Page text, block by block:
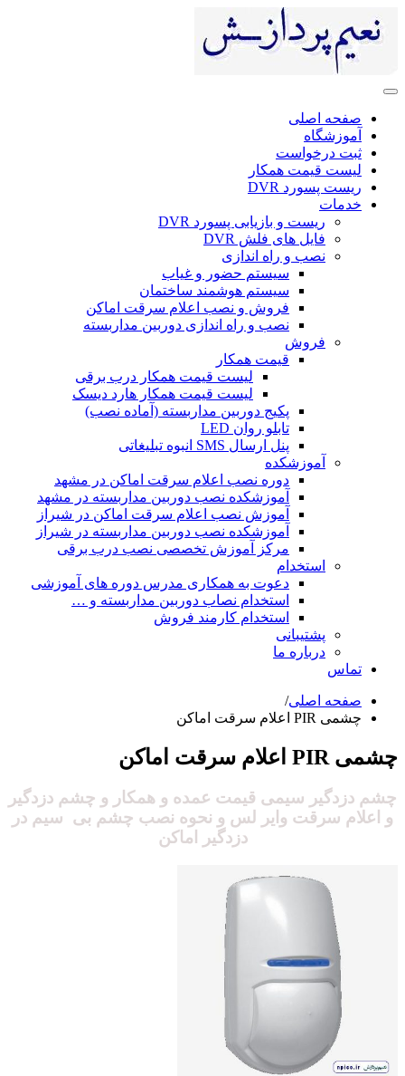
صفحه اصلی
آموزشگاه
ثبت درخواست
لیست قیمت همکار
ریست پسورد DVR
خدمات
ریست و بازیابی پسورد DVR
فایل های فلش DVR
نصب و راه اندازی
سیستم حضور و غیاب
سیستم هوشمند ساختمان
فروش و نصب اعلام سرقت اماکن
نصب و راه اندازی دوربین مداربسته
فروش
قیمت همکار
لیست قیمت همکار درب برقی
لیست قیمت همکار هارد دیسک
پکیج دوربین مداربسته (آماده نصب)
تابلو روان LED
پنل ارسال SMS انبوه تبلیغاتی
آموزشکده
دوره نصب اعلام سرقت اماکن در مشهد
آموزشکده نصب دوربین مداربسته در مشهد
آموزش نصب اعلام سرقت اماکن در شیراز
آموزشکده نصب دوربین مداربسته در شیراز
مرکز آموزش تخصصی نصب درب برقی
استخدام
دعوت به همکاری مدرس دوره های آموزشی
استخدام نصاب دوربین مداربسته و …
استخدام کارمند فروش
پشتیبانی
درباره ما
تماس
صفحه اصلی/
چشمی PIR اعلام سرقت اماکن
چشمی PIR اعلام سرقت اماکن
چشم دزدگیر سیمی قیمت عمده و همکار و چشم دزدگیر
و اعلام سرقت وایر لس و نحوه نصب چشم بی سیم در
دزدگیر اماکن